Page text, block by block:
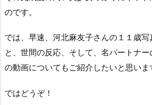
のです。
では、早速、河北麻友子さんの１１歳
と、世間の反応、そして、名パートナー
の動画についてもご紹介したいと思いま
ではどうぞ！